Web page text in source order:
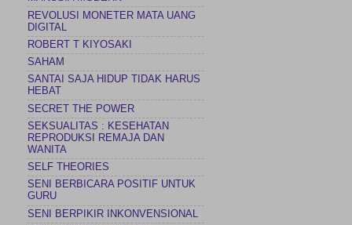
REVOLUSI MONETER MATA UANG
DIGITAL
ROBERT T KIYOSAKI
SAHAM
SANTAI SAJA HIDUP TIDAK HARUS
HEBAT
SECRET THE POWER
SEKSUALITAS : KESEHATAN
REPRODUKSI REMAJA DAN
WANITA
SELF THEORIES
SENI BERBICARA POSITIF UNTUK
GURU
SENI BERPIKIR INKONVENSIONAL